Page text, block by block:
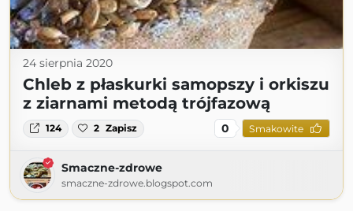
24 sierpnia 2020
Chleb z płaskurki samopszy i orkiszu
z ziarnami metodą trójfazową
124 2 Zapisz 0 Smakowite
Smaczne-zdrowe
smaczne-zdrowe.blogspot.com